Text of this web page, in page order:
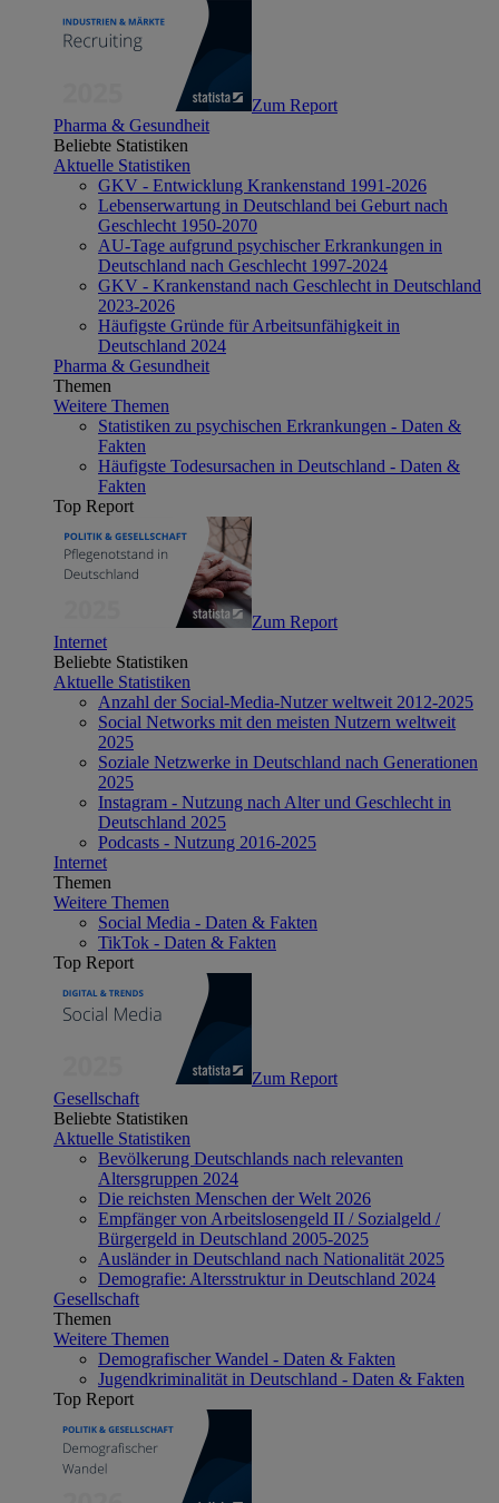
Zum Report
Pharma & Gesundheit
Beliebte Statistiken
Aktuelle Statistiken
GKV - Entwicklung Krankenstand 1991-2026
Lebenserwartung in Deutschland bei Geburt nach
Geschlecht 1950-2070
AU-Tage aufgrund psychischer Erkrankungen in
Deutschland nach Geschlecht 1997-2024
GKV - Krankenstand nach Geschlecht in Deutschland
2023-2026
Häufigste Gründe für Arbeitsunfähigkeit in
Deutschland 2024
Pharma & Gesundheit
Themen
Weitere Themen
Statistiken zu psychischen Erkrankungen - Daten &
Fakten
Häufigste Todesursachen in Deutschland - Daten &
Fakten
Top Report
Zum Report
Internet
Beliebte Statistiken
Aktuelle Statistiken
Anzahl der Social-Media-Nutzer weltweit 2012-2025
Social Networks mit den meisten Nutzern weltweit
2025
Soziale Netzwerke in Deutschland nach Generationen
2025
Instagram - Nutzung nach Alter und Geschlecht in
Deutschland 2025
Podcasts - Nutzung 2016-2025
Internet
Themen
Weitere Themen
Social Media - Daten & Fakten
TikTok - Daten & Fakten
Top Report
Zum Report
Gesellschaft
Beliebte Statistiken
Aktuelle Statistiken
Bevölkerung Deutschlands nach relevanten
Altersgruppen 2024
Die reichsten Menschen der Welt 2026
Empfänger von Arbeitslosengeld II / Sozialgeld /
Bürgergeld in Deutschland 2005-2025
Ausländer in Deutschland nach Nationalität 2025
Demografie: Altersstruktur in Deutschland 2024
Gesellschaft
Themen
Weitere Themen
Demografischer Wandel - Daten & Fakten
Jugendkriminalität in Deutschland - Daten & Fakten
Top Report